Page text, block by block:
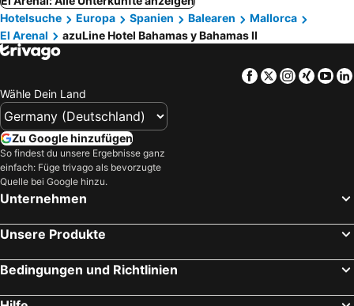
Hotelsuche
Europa Spanien Balearen
Mallorca
El Arenal
azuLine Hotel Bahamas y Bahamas II
Facebook
TwitterXing
Wähle Dein Land
Zu Google hinzufügen
So findest du unsere Ergebnisse ganz
einfach: Füge trivago als bevorzugte
Quelle bei Google hinzu.
Unternehmen
Unsere Produkte
Bedingungen und Richtlinien